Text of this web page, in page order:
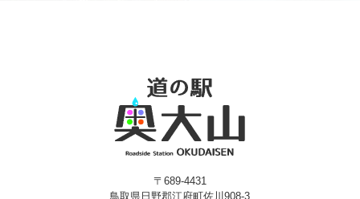
〒689-4431
鳥取県日野郡江府町佐川908-3